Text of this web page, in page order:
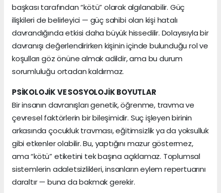
başkası tarafından “kötü” olarak algılanabilir. Güç
ilişkileri de belirleyici — güç sahibi olan kişi hatalı
davrandığında etkisi daha büyük hissedilir. Dolayısıyla bir
davranışı değerlendirirken kişinin içinde bulunduğu rol ve
koşulları göz önüne almak adildir, ama bu durum
sorumluluğu ortadan kaldırmaz.
PSİKOLOJİK VE SOSYOLOJİK BOYUTLAR
Bir insanın davranışları genetik, öğrenme, travma ve
çevresel faktörlerin bir bileşimidir. Suç işleyen birinin
arkasında çocukluk travması, eğitimsizlik ya da yoksulluk
gibi etkenler olabilir. Bu, yaptığını mazur göstermez,
ama “kötü” etiketini tek başına açıklamaz. Toplumsal
sistemlerin adaletsizlikleri, insanların eylem repertuarını
daraltır — buna da bakmak gerekir.